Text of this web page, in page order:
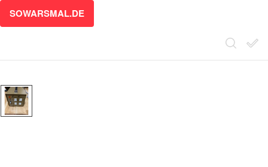
SOWARSMAL.DE